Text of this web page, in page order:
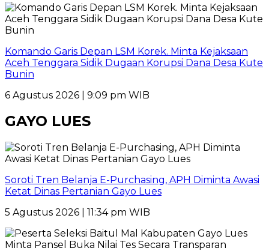
Komando Garis Depan LSM Korek. Minta Kejaksaan
Aceh Tenggara Sidik Dugaan Korupsi Dana Desa Kute
Bunin
6 Agustus 2026 | 9:09 pm WIB
GAYO LUES
Soroti Tren Belanja E-Purchasing, APH Diminta Awasi
Ketat Dinas Pertanian Gayo Lues
5 Agustus 2026 | 11:34 pm WIB